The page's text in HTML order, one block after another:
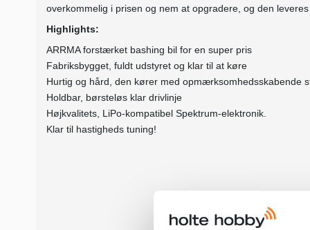
overkommelig i prisen og nem at opgradere, og den
Highlights:
ARRMA forstærket bashing bil for en super pris
Fabriksbygget, fuldt udstyret og klar til at køre
Hurtig og hård, den kører med opmærksomhedsskabende
Holdbar, børsteløs klar drivlinje
Højkvalitets, LiPo-kompatibel Spektrum-elektronik.
Klar til hastigheds tuning!